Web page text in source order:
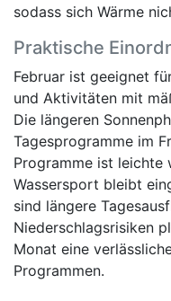
sodass sich Wärme
Praktische
Februar ist geeignet
und Aktivitäten mit
Die längeren
Tagesprogramme im
Programme ist leichte
Wassersport bleibt
sind längere
Niederschlagsrisiken
Monat eine
Programmen.